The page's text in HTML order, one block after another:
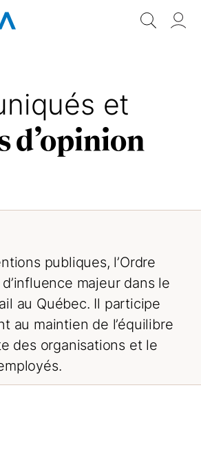
et
d’opinion
publiques, l’Ordre
majeur dans le
au Québec. Il participe
au maintien de l’équilibre
des organisations et le